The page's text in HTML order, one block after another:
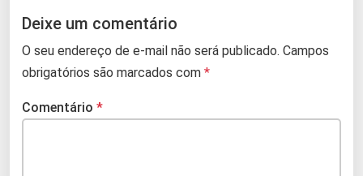
Deixe um comentário
O seu endereço de e-mail não será publicado. Campos
obrigatórios são marcados com *
Comentário *